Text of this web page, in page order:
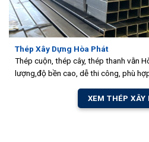
Thép Xây Dựng Hòa Phát
Thép cuộn, thép cây, thép thanh vằn
lượng,độ bền cao, dễ thi công, phù
XEM THÉP XÂY